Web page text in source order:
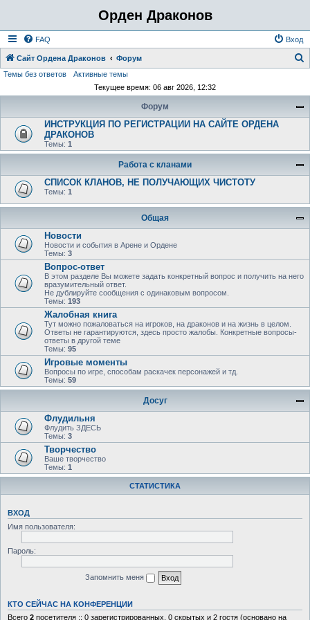
Орден Драконов
FAQ Вход
Сайт Ордена Драконов Форум
Темы без ответов
Активные темы
Текущее время: 06 авг 2026, 12:32
Форум
ИНСТРУКЦИЯ ПО РЕГИСТРАЦИИ НА САЙТЕ ОРДЕНА
ДРАКОНОВ
Темы: 1
Работа с кланами
СПИСОК КЛАНОВ, НЕ ПОЛУЧАЮЩИХ ЧИСТОТУ
Темы: 1
Общая
Новости
Новости и события в Арене и Ордене
Темы: 3
Вопрос-ответ
В этом разделе Вы можете задать конкретный вопрос и получить на него
вразумительный ответ.
Не дублируйте сообщения с одинаковым вопросом.
Темы: 193
Жалобная книга
Тут можно пожаловаться на игроков, на драконов и на жизнь в целом.
Ответы не гарантируются, здесь просто жалобы. Конкретные вопросы-
ответы в другой теме
Темы: 95
Игровые моменты
Вопросы по игре, способам раскачек персонажей и тд.
Темы: 59
Досуг
Флудильня
Флудить ЗДЕСЬ
Темы: 3
Творчество
Ваше творчество
Темы: 1
СТАТИСТИКА
ВХОД
Имя пользователя:
Пароль:
Запомнить меня
КТО СЕЙЧАС НА КОНФЕРЕНЦИИ
Всего 2 посетителя :: 0 зарегистрированных, 0 скрытых и 2 гостя (основано на